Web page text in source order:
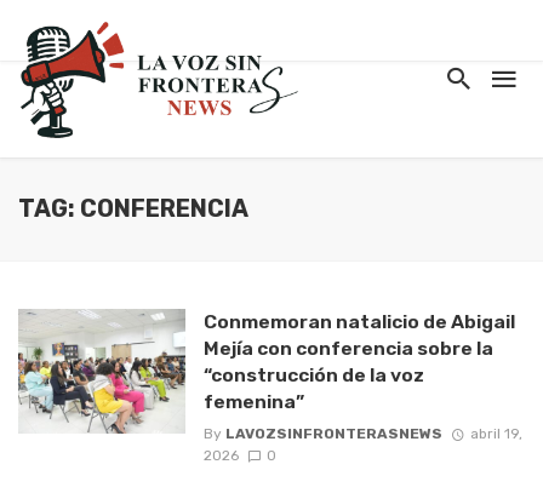
TAG: CONFERENCIA
Conmemoran natalicio de Abigail
Mejía con conferencia sobre la
“construcción de la voz
femenina”
By LAVOZSINFRONTERASNEWS
abril 19,
2026
0